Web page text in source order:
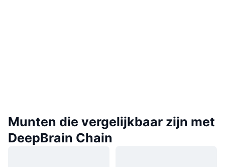
Munten die vergelijkbaar zijn met
DeepBrain Chain